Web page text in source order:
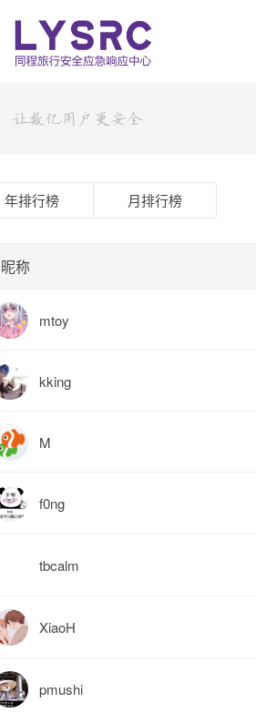
年排行榜 月排行榜
昵称
mtoy
kking
M
f0ng
tbcalm
XiaoH
pmushi